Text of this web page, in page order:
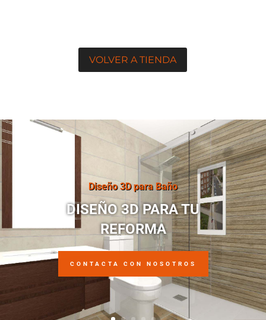
VOLVER A TIENDA
Diseño 3D para Baño
DISEÑO 3D PARA TU
REFORMA
CONTACTA CON NOSOTROS